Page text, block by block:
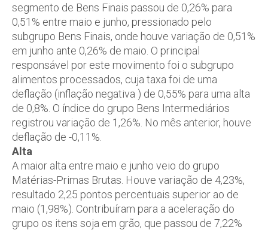
segmento de Bens Finais passou de 0,26% para
0,51% entre maio e junho, pressionado pelo
subgrupo Bens Finais, onde houve variação de 0,51%
em junho ante 0,26% de maio. O principal
responsável por este movimento foi o subgrupo
alimentos processados, cuja taxa foi de uma
deflação (inflação negativa ) de 0,55% para uma alta
de 0,8%. O índice do grupo Bens Intermediários
registrou variação de 1,26%. No mês anterior, houve
deflação de -0,11%.
Alta
A maior alta entre maio e junho veio do grupo
Matérias-Primas Brutas. Houve variação de 4,23%,
resultado 2,25 pontos percentuais superior ao de
maio (1,98%). Contribuíram para a aceleração do
grupo os itens soja em grão, que passou de 7,22%